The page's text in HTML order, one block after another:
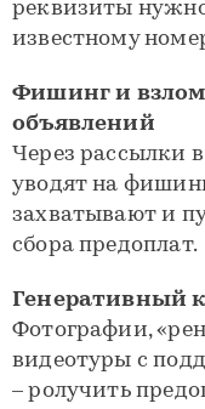
реквизиты
известному
Фишинг и
объявлений
Через рассылки
уводят на
захватывают и
сбора предоплат.
Генеративный
Фотографии,
видеотуры с
– ролучить